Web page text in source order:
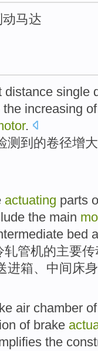
马达
distance single
the increasing
.
测 到 的卷径增大
actuating parts
the main
bed
轧管机的主要传
进箱、 中间 床身
air chamber
ofbrake
the